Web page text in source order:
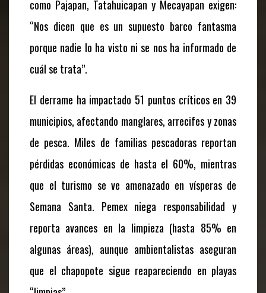
como Pajapan, Tatahuicapan y Mecayapan exigen:
“Nos dicen que es un supuesto barco fantasma
porque nadie lo ha visto ni se nos ha informado de
cuál se trata”.
El derrame ha impactado 51 puntos críticos en 39
municipios, afectando manglares, arrecifes y zonas
de pesca. Miles de familias pescadoras reportan
pérdidas económicas de hasta el 60%, mientras
que el turismo se ve amenazado en vísperas de
Semana Santa. Pemex niega responsabilidad y
reporta avances en la limpieza (hasta 85% en
algunas áreas), aunque ambientalistas aseguran
que el chapopote sigue reapareciendo en playas